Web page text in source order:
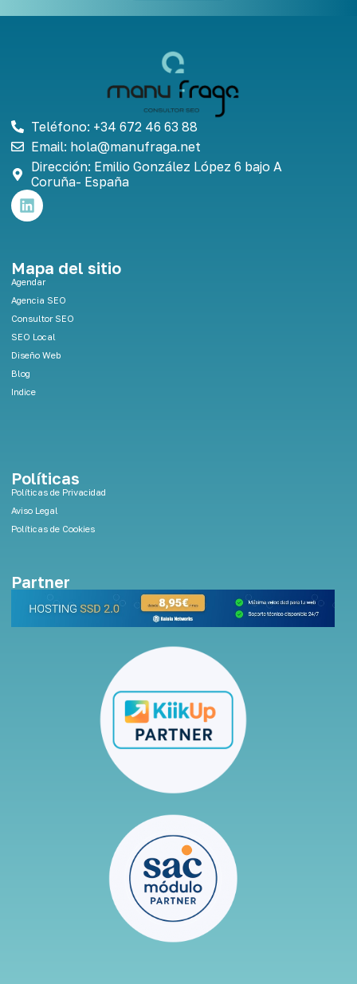
Teléfono: +34 672 46 63 88
Email: hola@manufraga.net
Dirección: Emilio González López 6 bajo A
Coruña- España
L
i
d
n
Mapa del sitio
Agendar
Agencia SEO
Consultor SEO
SEO Local
Diseño Web
Blog
Indice
Políticas
Políticas de Privacidad
Aviso Legal
Políticas de Cookies
Partner